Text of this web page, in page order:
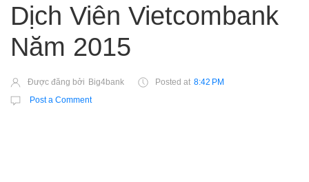
Dịch Viên Vietcombank
Năm 2015
Được đăng bởi Big4bank Posted at 8:42 PM
Post a Comment